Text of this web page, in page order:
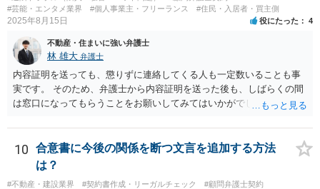
かったり、細かい相談に頻繁に対応する必要があったりすると、顧問
では、特に、顧問契約書において、相談件数、相談方法、回答範囲、
個別受任に進む場合の扱いなどを明確に定めておく必要が大きいと考
えられます。
#芸能・エンタメ業界
#個人事業主・フリーランス #住民・入居者・買主側
2025年8月15日 役にたった 4
不動産・住まいに強い弁護士
林 雄大 弁護士
内容証明を送っても、懲りずに連絡してくる人も一定数いることも事
実です。 そのため、弁護士から内容証明を送った後も、しばらくの間
は窓口になってもらうことをお願いしてみてはいかがでしょうか。 そ
口（弁護士に）言ってください」とだけお伝えし、それ以外には一切
応じないという姿勢をとることができるため、スタッフの方の負担軽
減を図れると思います。 大変な状況かと思いますが、ご参考になりま
したら幸いです。
10
合意書に今後の関係を断つ文言を追加する方法
は？
#不動産・建設業界 #契約書作成・リーガルチェック
#顧問弁護士契約